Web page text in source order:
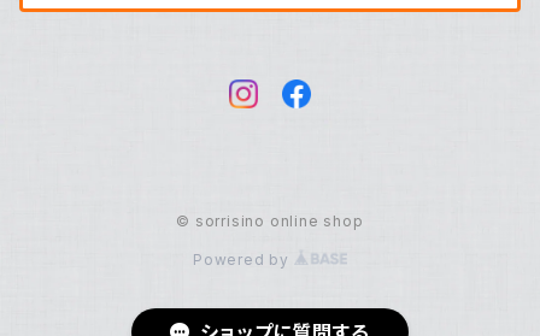
© sorrisino online shop
Powered by